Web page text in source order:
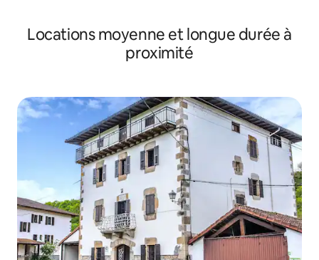
Locations moyenne et longue durée à
proximité